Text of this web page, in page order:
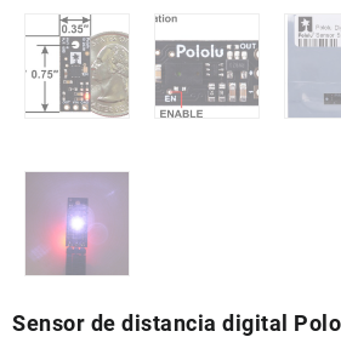
Sensor de distancia digital